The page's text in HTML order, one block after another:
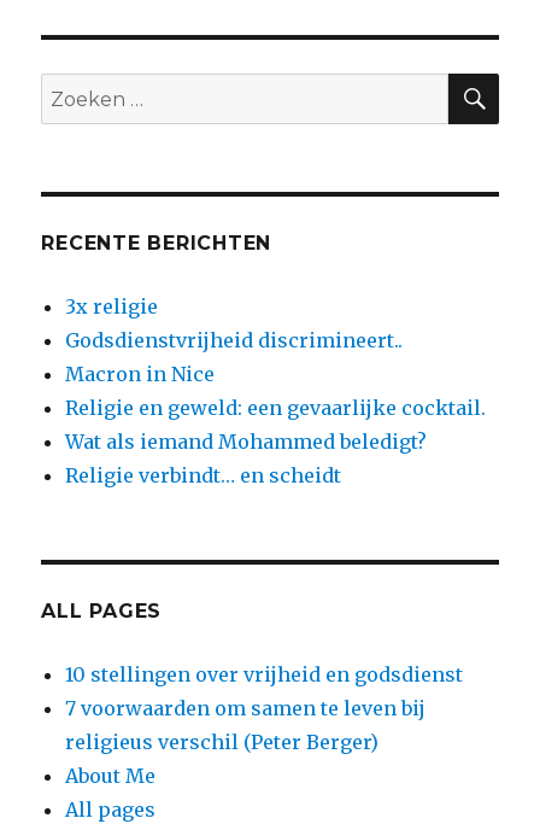
ramadan
Zoeken
naar:
RECENTE BERICHTEN
3x religie
Godsdienstvrijheid discrimineert..
Macron in Nice
Religie en geweld: een gevaarlijke cocktail.
Wat als iemand Mohammed beledigt?
Religie verbindt… en scheidt
ALL PAGES
10 stellingen over vrijheid en godsdienst
7 voorwaarden om samen te leven bij
religieus verschil (Peter Berger)
About Me
All pages